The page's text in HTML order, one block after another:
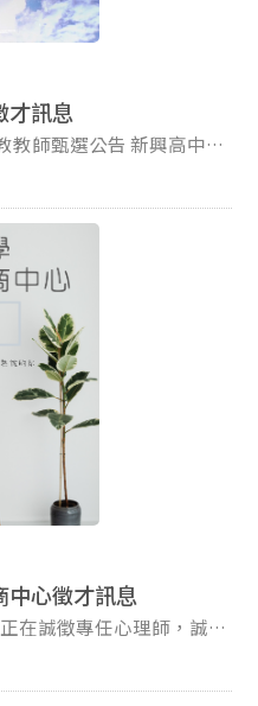
才訊息
公告 新興高中是
，設有高中部、高職部及
為了充實我們更專業、更
四
導個案工作管理 3.其
區永豐路563號) 【上
教保服務人員」標準辦理
資45000元，碩士級第
【可到職日】
人數】 2
理能力。 4.良好的人
少年進行溝通，細心認真
。 請備妥履歷表、成績
令、自傳(親筆書寫)
選公告、報名表) 寄至
中心徵才訊息
在誠徵專任心理師，誠摯
入我們的行列！ 本次